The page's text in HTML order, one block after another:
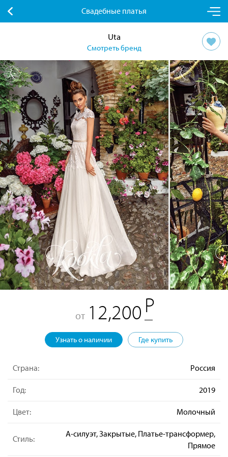
Свадебные платья
Uta
Смотреть бренд
от 12,200
Узнать о наличии Где купить
Страна: Россия
Год: 2019
Цвет: Молочный
Стиль:
А-силуэт, Закрытые, Платье-трансформер,
Прямое